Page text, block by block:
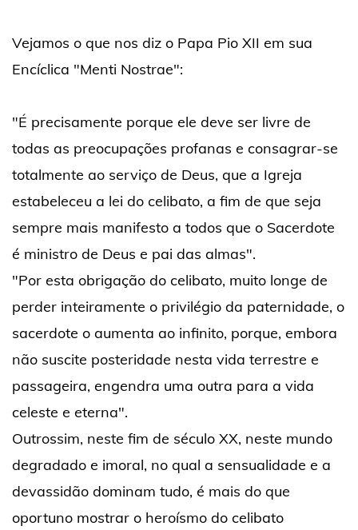
Vejamos o que nos diz o Papa Pio XII em sua
Encíclica "Menti Nostrae":
"É precisamente porque ele deve ser livre de
todas as preocupações profanas e consagrar-se
totalmente ao serviço de Deus, que a Igreja
estabeleceu a lei do celibato, a fim de que seja
sempre mais manifesto a todos que o Sacerdote
é ministro de Deus e pai das almas".
"Por esta obrigação do celibato, muito longe de
perder inteiramente o privilégio da paternidade, o
sacerdote o aumenta ao infinito, porque, embora
não suscite posteridade nesta vida terrestre e
passageira, engendra uma outra para a vida
celeste e eterna".
Outrossim, neste fim de século XX, neste mundo
degradado e imoral, no qual a sensualidade e a
devassidão dominam tudo, é mais do que
oportuno mostrar o heroísmo do celibato